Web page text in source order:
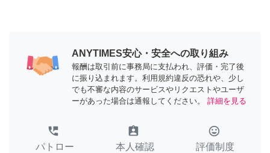
ANYTIMES安心・安全への取り組み
報酬は取引前に事務局に支払われ、評価・完了後
に振り込まれます。利用規約違反の恐れや、少し
でも不審な内容のサービスやリクエストやユーザ
ーがあった場合は通報してください。
詳細を見る
perm_phone_msg
パトロー
assignment_ind
本人確認
tag_faces
評価制度